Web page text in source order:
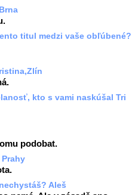
titul medzi vaše obľúbené?
kto s vami naskúšal Tri
podobat.
Aleš